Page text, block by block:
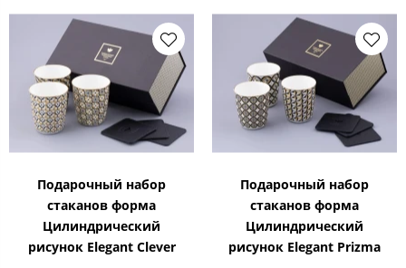
Подарочный набор
стаканов форма
Цилиндрический
рисунок Elegant Clever
Подарочный набор
стаканов форма
Цилиндрический
рисунок Elegant Prizma